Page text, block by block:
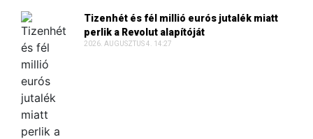
Tizenhét és fél millió eurós jutalék miatt
perlik a Revolut alapítóját
2026. AUGUSZTUS 4. 14:27